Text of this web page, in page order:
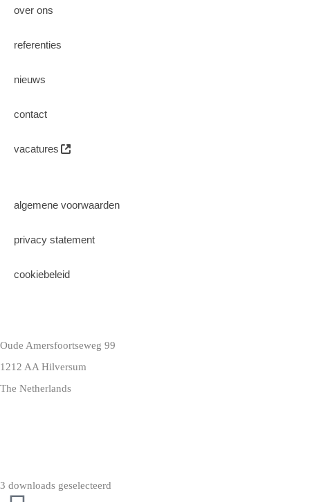
over ons
referenties
nieuws
contact
vacatures
algemene voorwaarden
privacy statement
cookiebeleid
Oude Amersfoortseweg 99
1212 AA Hilversum
The Netherlands
3 downloads geselecteerd